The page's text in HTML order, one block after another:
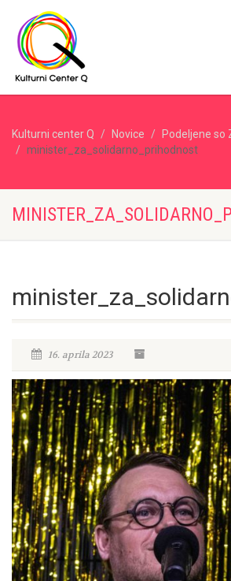
Kulturni center Q Novice
Podeljene so
minister_za_solidarno_prihodnost
16. aprila 2023